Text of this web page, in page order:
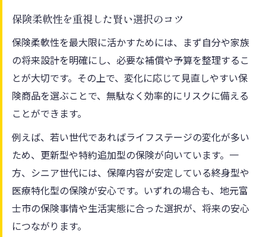
保険柔軟性を重視した賢い選択のコツ
保険柔軟性を最大限に活かすためには、まず自分や家族
の将来設計を明確にし、必要な補償や予算を整理するこ
とが大切です。その上で、変化に応じて見直しやすい保
険商品を選ぶことで、無駄なく効率的にリスクに備える
ことができます。
例えば、若い世代であればライフステージの変化が多い
ため、更新型や特約追加型の保険が向いています。一
方、シニア世代には、保障内容が安定している終身型や
医療特化型の保険が安心です。いずれの場合も、地元富
士市の保険事情や生活実態に合った選択が、将来の安心
につながります。